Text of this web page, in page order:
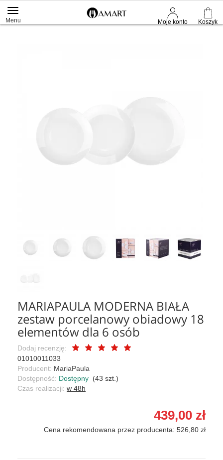
Moje konto Koszyk
Menu
MARIAPAULA MODERNA BIAŁA
zestaw porcelanowy obiadowy 18
elementów dla 6 osób
Dodaj recenzję:
01010011033
Producent: MariaPaula
Dostępność: Dostępny (43 szt.)
Czas realizacji: w 48h
439,00 zł
Cena rekomendowana przez producenta: 526,80 zł